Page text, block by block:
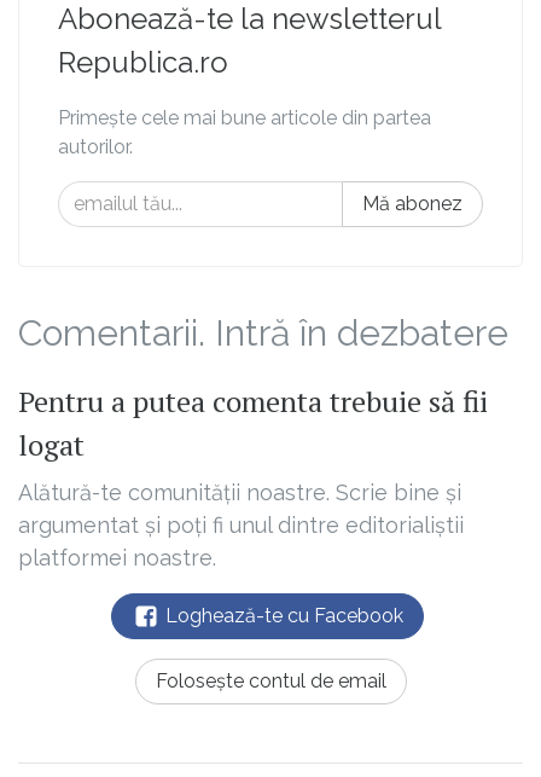
Abonează-te la newsletterul
Republica.ro
Primește cele mai bune articole din partea
autorilor.
Mă abonez
Comentarii. Intră în dezbatere
Pentru a putea comenta trebuie să fii
logat
Alătură-te comunității noastre. Scrie bine și
argumentat și poți fi unul dintre editorialiștii
platformei noastre.
Loghează-te cu Facebook
Folosește contul de email